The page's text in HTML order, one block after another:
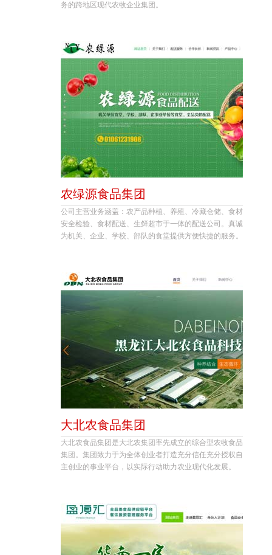
务的跨地区现代农牧企业集团。
农绿源食品集团
公司主营业务涵盖：农产品种植、养殖、冷藏仓储、食材
安全检验、食材配送、生鲜超市于一体的配送公司。真诚
为机关、企业、学校、部队的食堂提供方便快捷的服务。
大北农食品集团
大北农食品集团是大北农集团率先成立的综合型农牧食品
集团。集团致力于为全体创业者打造充分信任充分授权自
主创业的事业平台，以实际行动助力农业现代化发展。